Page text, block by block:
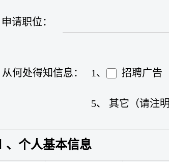
申请职位：
从何处得知信息： 1、 招聘广告
5、 其它（请注明
Ⅰ、个人基本信息